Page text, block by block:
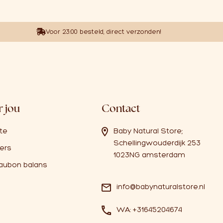
Voor 23:00 besteld, direct verzonden!
jou
balans
Contact
Baby Natural Store;
Schellingwouderdijk 253
1023NG amsterdam
info@babynaturalstore.nl
WA: +31645204674